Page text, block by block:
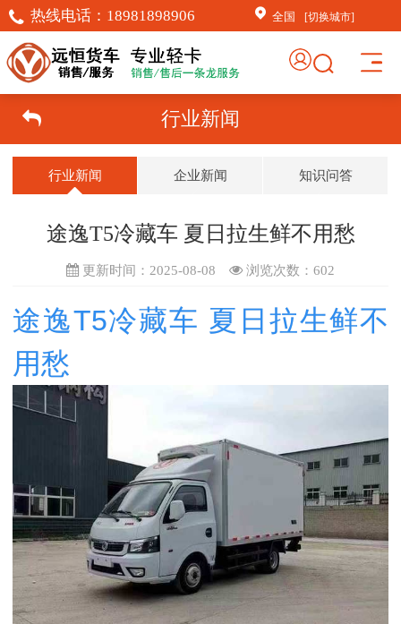
热线电话： 18981898906 全国 [切换城市]
行业新闻
行业新闻 企业新闻 知识问答
途逸T5冷藏车 夏日拉生鲜不用愁
更新时间：2025-08-08 浏览次数： 602
途逸T5冷藏车 夏日拉生鲜不
用愁